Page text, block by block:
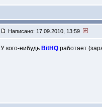
Написано: 17.09.2010, 13:59
У кого-нибудь BitHQ работает